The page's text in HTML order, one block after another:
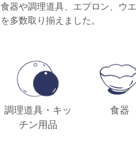
食器や調理道具、エプロン、ウ
を多数取り揃えました。
調理道具・キッ
チン用品
食器